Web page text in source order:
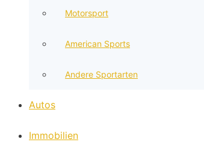
Motorsport
American Sports
Andere Sportarten
Autos
Immobilien